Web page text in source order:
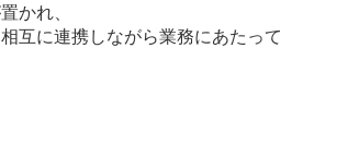
かれ、
互に連携しながら業務にあたって